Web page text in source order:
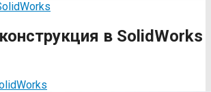
в SolidWorks